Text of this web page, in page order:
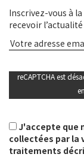
Inscrivez-vous à
recevoir
reCAPTCHA est
J'accepte que
collectées par la
traitements